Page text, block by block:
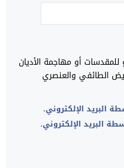
أو مهاجمة الأديان
الطائفي والعنصري
البريد الإلكتروني.
البريد الإلكتروني.